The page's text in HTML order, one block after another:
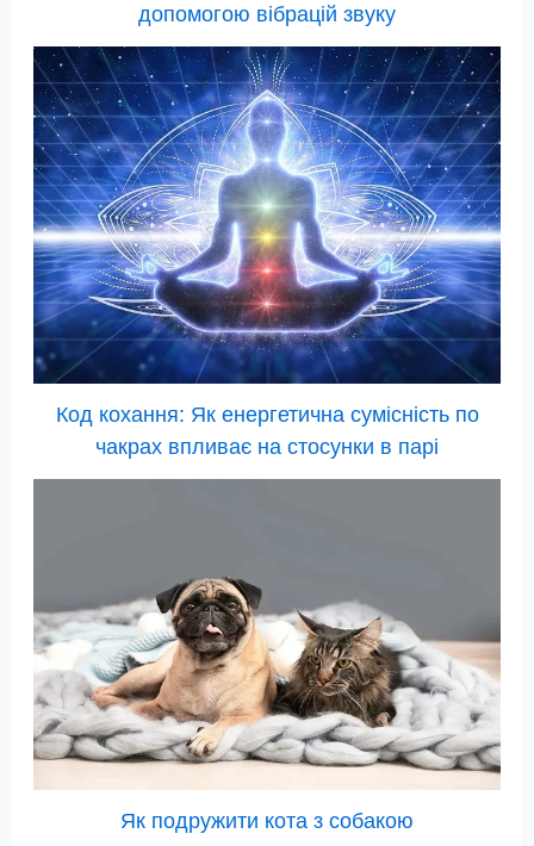
допомогою вібрацій звуку
Код кохання: Як енергетична сумісність по
чакрах впливає на стосунки в парі
Як подружити кота з собакою